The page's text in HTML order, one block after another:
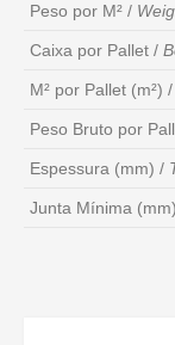
Peso por M² /
Caixa por Pallet /
M² por Pallet (m²) /
Peso Bruto por
Espessura (mm) /
Junta Mínima